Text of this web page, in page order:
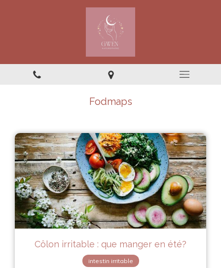
Fodmaps
Côlon irritable : que manger en été?
intestin irritable